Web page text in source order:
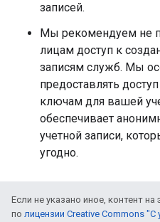
записей.
Мы рекомендуем не
лицам доступ к
записям служб. Мы
предоставлять
ключам для вашей
обеспечивает
учетной записи,
угодно.
Если не указано иное, контент
по лицензии Creative Commons